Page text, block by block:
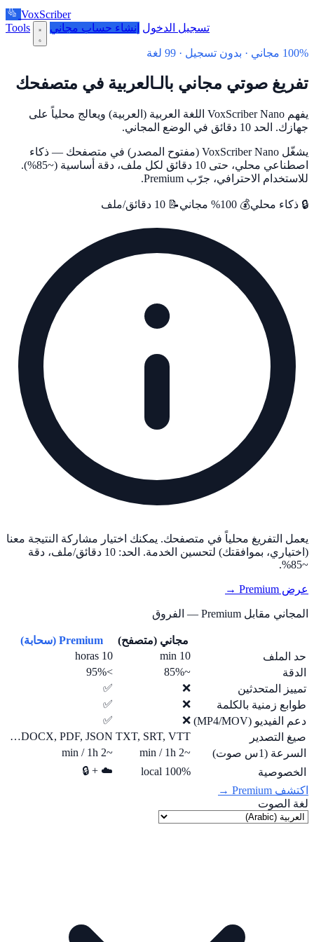
VoxScriber
Tools
تسجيل الدخول إنشاء حساب مجاني
100% مجاني · بدون تسجيل · 99 لغة
تفريغ صوتي مجاني بالـالعربية في متصفحك
يفهم VoxScriber Nano اللغة العربية (العربية) ويعالج محلياً على
جهازك. الحد 10 دقائق في الوضع المجاني.
يشغّل VoxScriber Nano (مفتوح المصدر) في متصفحك — ذكاء
اصطناعي محلي، حتى 10 دقائق لكل ملف، دقة أساسية (~85%).
للاستخدام الاحترافي، جرّب Premium.
🔒 ذكاء محلي💰 100% مجاني 📝 10 دقائق/ملف
يعمل التفريغ محلياً في متصفحك. يمكنك اختيار مشاركة النتيجة معنا
(اختياري، بموافقتك) لتحسين الخدمة. الحد: 10 دقائق/ملف، دقة
~85%.
عرض Premium →
المجاني مقابل Premium — الفروق
مجاني (متصفح)
Premium (سحابة)
حد الملف
10 min
10 horas
الدقة
~85%
>95%
تمييز المتحدثين
❌
✅
طوابع زمنية بالكلمة
❌
✅
دعم الفيديو (MP4/MOV)
❌
✅
صيغ التصدير
TXT, SRT, VTT
DOCX, PDF, JSON…
السرعة (1س صوت)
~2 min / 1h
~2 min / 1h
الخصوصية
100% local
☁️ + 🔒
اكتشف Premium →
لغة الصوت